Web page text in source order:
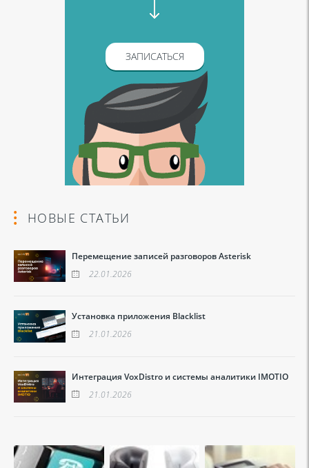
ЗАПИСАТЬСЯ
НОВЫЕ СТАТЬИ
Перемещение записей разговоров Asterisk
22.01.2026
Установка приложения Blacklist
21.01.2026
Интеграция VoxDistro и системы аналитики IMOTIO
21.01.2026